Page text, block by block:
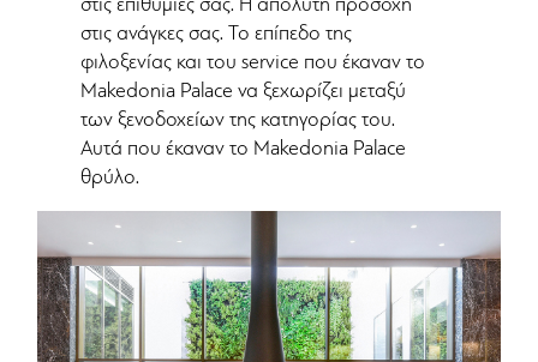
στις επιθυμίες σας. Η απόλυτη προσοχή
στις ανάγκες σας. Το επίπεδο της
φιλοξενίας και του service που έκαναν το
Makedonia Palace να ξεχωρίζει μεταξύ
των ξενοδοχείων της κατηγορίας του.
Αυτά που έκαναν το Makedonia Palace
θρύλο.